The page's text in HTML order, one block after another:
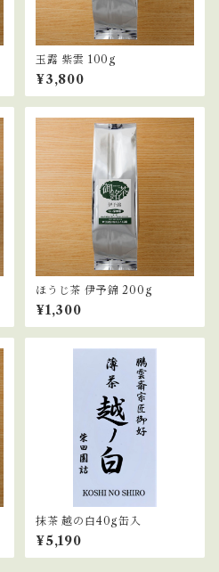
玉露 紫雲 100g
¥3,800
ほうじ茶 伊予錦 200g
¥1,300
抹茶 越の白40g缶入
¥5,190